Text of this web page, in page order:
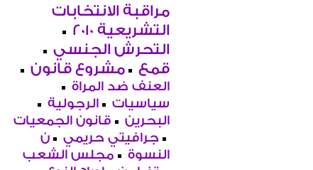
مراقبة الانتخابات
التشريعية 2010
التحرش الجنسي
قمع
مشروع قانون
العنف ضد المراة
سياسيات
الرجولية
البحرين
قانون الجمعيات
جرافيتي حريمي
ن
النسوة
مجلس الشعب